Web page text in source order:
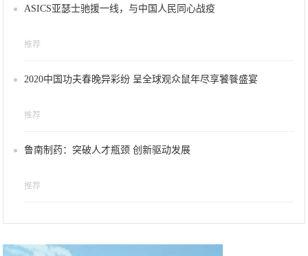
ASICS亚瑟士驰援一线，与中国人民同心战疫
推荐
2020中国功夫春晚异彩纷 呈全球观众鼠年尽享饕餮盛宴
推荐
鲁南制药：突破人才瓶颈 创新驱动发展
推荐